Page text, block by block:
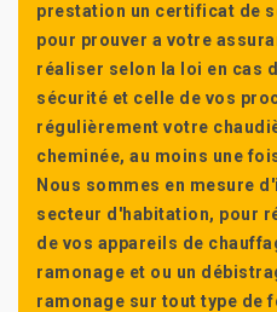
prestation un certificat de
pour prouver a votre
réaliser selon la loi en cas
sécurité et celle de vos
régulièrement votre
cheminée, au moins une
Nous sommes en mesure
secteur d'habitation, pour
de vos appareils de
ramonage et ou un
ramonage sur tout type de